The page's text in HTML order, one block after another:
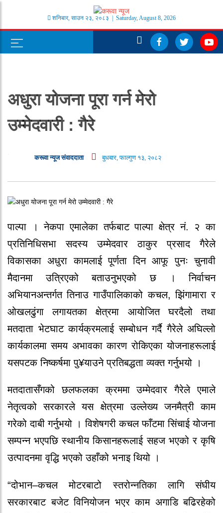
शनिबार, साउन २३ २०८३ | Saturday, August 8, 2026
अधुरा योजना पूरा गर्न मेरो
उम्मेदवारी : गैरे
करूवा न्यूज संवाददाता बुधबार, फाल्गुण १३, २०८२
पाल्पा । नेकपा एमालेका तर्फबाट पाल्पा क्षेत्र नं. २ का
प्रतिनिधिसभा सदस्य उम्मेदवार ठाकुर प्रसाद गैरेले
विकासका अधुरा कामलाई पूर्णता दिन आफू पुनः चुनावी
मैदानमा उत्रिएको बताउनुभएको छ । निर्वाचन
अभियानअन्तर्गत तिनाउ गाउँपालिकाको कचल, झिंगामारा र
ओखलढुंगा लगायतका क्षेत्रमा आयोजित घरदैलो तथा
मतदाता भेटघाट कार्यक्रमलाई सम्बोधन गर्दै गैरेले अघिल्लो
कार्यकालमा समय अभावका कारण रोकिएका योजनाहरूलाई
यसपटक निष्कर्षमा पु¥याउने प्रतिबद्धता व्यक्त गर्नुभयो ।
मतदातासँगको छलफलका क्रममा उम्मेदवार गैरेले एमाले
नेतृत्वको सरकारले यस क्षेत्रमा उल्लेख्य जनमैत्री काम
गरेको दाबी गर्नुभयो । विशेषगरी कचल फाँटमा सिंचाई योजना
सम्पन्न भएपछि स्थानीय किसानहरूलाई सहज भएको र कृषि
उत्पादनमा वृद्धि भएको उहाँको भनाइ थियो ।
“दोभान–कचल मोटरबाटो स्तरोन्नतिका लागि संघीय
सरकारबाट बजेट विनियोजन भएर काम अगाडि बढिरहेको